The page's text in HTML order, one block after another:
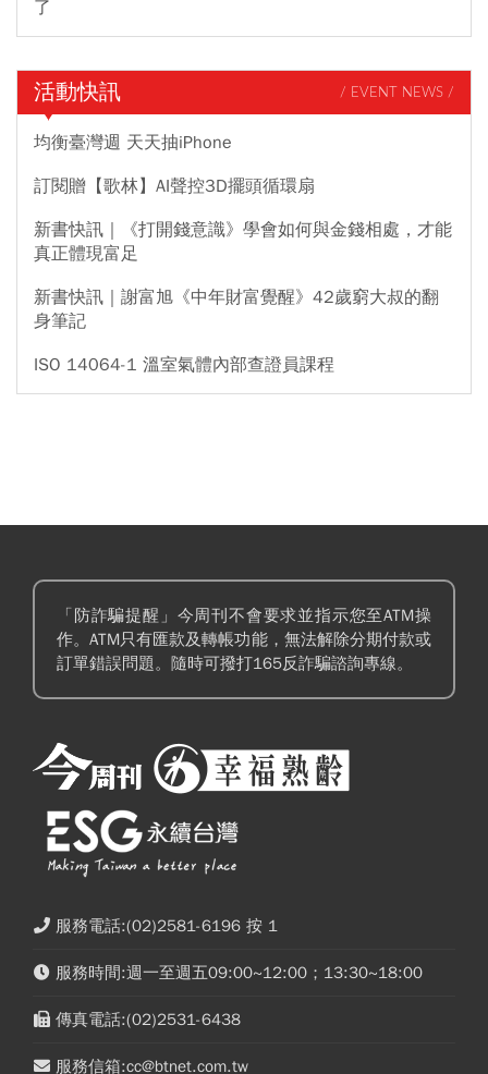
了
活動快訊 / EVENT NEWS /
均衡臺灣週 天天抽iPhone
訂閱贈【歌林】AI聲控3D擺頭循環扇
新書快訊｜《打開錢意識》學會如何與金錢相處，才能
真正體現富足
新書快訊｜謝富旭《中年財富覺醒》42歲窮大叔的翻
身筆記
ISO 14064-1 溫室氣體內部查證員課程
「防詐騙提醒」今周刊不會要求並指示您至ATM操
作。ATM只有匯款及轉帳功能，無法解除分期付款或
訂單錯誤問題。隨時可撥打165反詐騙諮詢專線。
服務電話:(02)2581-6196 按 1
服務時間:週一至週五09:00~12:00；13:30~18:00
傳真電話:(02)2531-6438
服務信箱:cc@btnet.com.tw